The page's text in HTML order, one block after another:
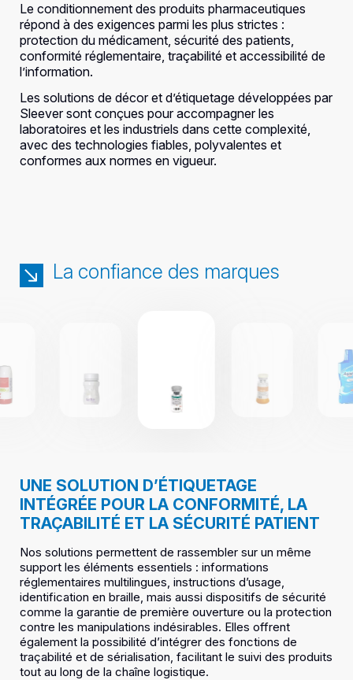
Le conditionnement des produits pharmaceutiques
répond à des exigences parmi les plus strictes :
protection du médicament, sécurité des patients,
conformité réglementaire, traçabilité et accessibilité de
l’information.
Les solutions de décor et d’étiquetage développées par
Sleever sont conçues pour accompagner les
laboratoires et les industriels dans cette complexité,
avec des technologies fiables, polyvalentes et
conformes aux normes en vigueur.
La confiance des marques
UNE SOLUTION D’ÉTIQUETAGE
INTÉGRÉE POUR LA CONFORMITÉ, LA
TRAÇABILITÉ ET LA SÉCURITÉ PATIENT
Nos solutions permettent de rassembler sur un même
support les éléments essentiels : informations
réglementaires multilingues, instructions d’usage,
identification en braille, mais aussi dispositifs de sécurité
comme la garantie de première ouverture ou la protection
contre les manipulations indésirables. Elles offrent
également la possibilité d’intégrer des fonctions de
traçabilité et de sérialisation, facilitant le suivi des produits
tout au long de la chaîne logistique.